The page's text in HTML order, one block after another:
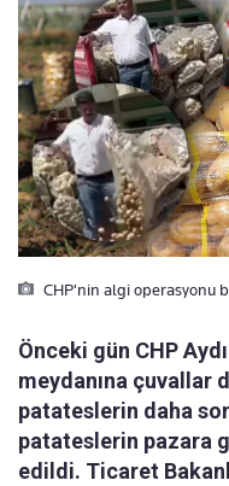
CHP'nin algi operasyonu
Önceki gün CHP
meydanına çuvallar
patateslerin daha
patateslerin pazara
edildi. Ticaret